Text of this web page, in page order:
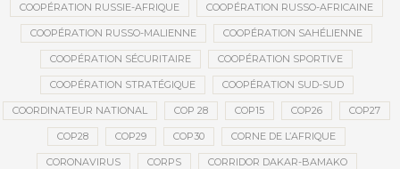
COOPÉRATION RUSSIE-AFRIQUE COOPÉRATION RUSSO-AFRICAINE
COOPÉRATION RUSSO-MALIENNE COOPÉRATION SAHÉLIENNE
COOPÉRATION SÉCURITAIRE COOPÉRATION SPORTIVE
COOPÉRATION STRATÉGIQUE COOPÉRATION SUD-SUD
COORDINATEUR NATIONAL COP 28 COP15 COP26 COP27
COP28 COP29 COP30 CORNE DE L’AFRIQUE
CORONAVIRUS CORPS CORRIDOR DAKAR-BAMAKO